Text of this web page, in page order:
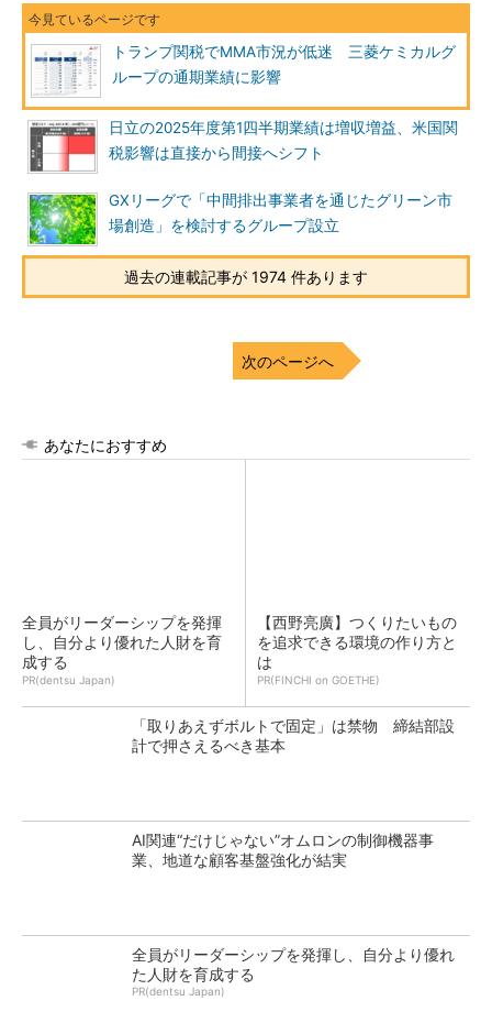
トランプ関税でMMA市況が低迷 三菱ケミカルグ
ループの通期業績に影響
日立の2025年度第1四半期業績は増収増益、米国関
税影響は直接から間接へシフト
GXリーグで「中間排出事業者を通じたグリーン市
場創造」を検討するグループ設立
過去の連載記事が 1974 件あります
次のページへ
あなたにおすすめ
全員がリーダーシップを発揮
し、自分より優れた人財を育
成する
PR(dentsu Japan)
【西野亮廣】つくりたいもの
を追求できる環境の作り方と
は
PR(FINCHI on GOETHE)
「取りあえずボルトで固定」は禁物 締結部設
計で押さえるべき基本
AI関連“だけじゃない”オムロンの制御機器事
業、地道な顧客基盤強化が結実
全員がリーダーシップを発揮し、自分より優れ
た人財を育成する
PR(dentsu Japan)